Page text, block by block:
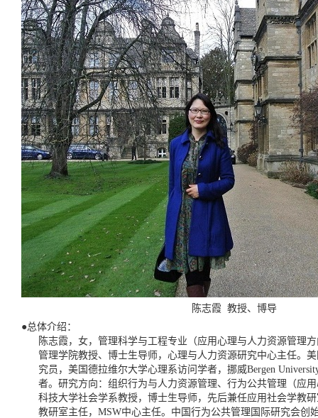
陈志霞 教授、博导
●总体介绍：
陈志霞，女，管理科学与工程专业（应用心理与人力资源管理
管理学院教授、博士生导师，心理与人力资源研究中心主任。
究员，美国德拉维尔大学心理系访问学者，挪威Bergen
者。研究方向：组织行为与人力资源管理、行为公共管理（应
科技大学社会学系教授，博士生导师，先后兼任应用社会学教
教研室主任，MSW中心主任。中国行为公共管理国际研究会创